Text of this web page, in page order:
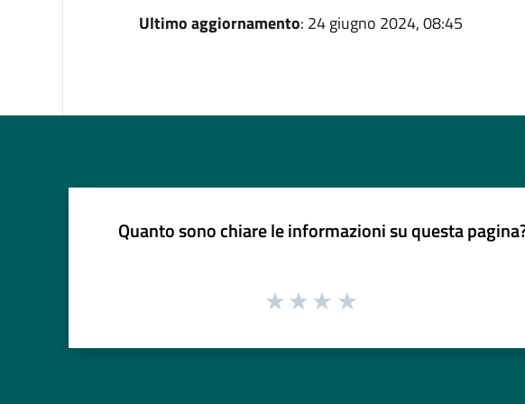
Ultimo aggiornamento: 24 giugno 2024, 08:45
Quanto sono chiare le informazioni su questa